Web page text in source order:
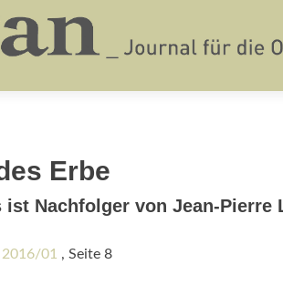
Erbe
Nachfolger von Jean-Pierre
01 , Seite 8